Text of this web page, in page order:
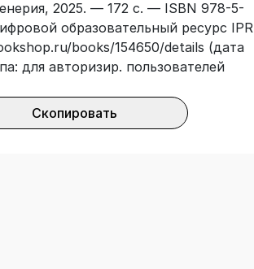
2025. — 172 с. — ISBN 978-5-
образовательный ресурс IPR
books/154650/details (дата
для авторизир. пользователей
Скопировать